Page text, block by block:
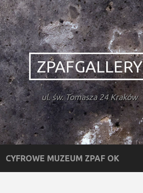
ZPAFGALLERY
ul. św. Tomasza 24 Kraków
CYFROWE MUZEUM ZPAF OK